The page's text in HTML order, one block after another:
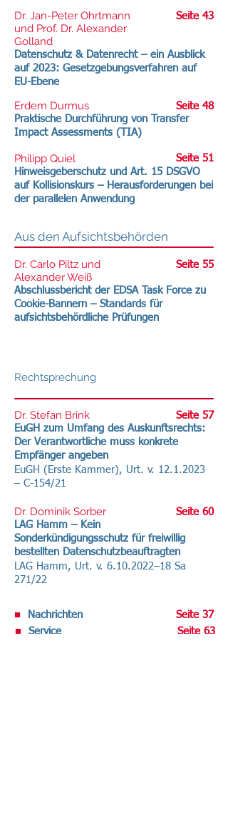
Dr. Jan-Peter Ohrtmann
und Prof. Dr. Alexander
Golland
Seite 43
Datenschutz & Datenrecht – ein Ausblick
auf 2023: Gesetzgebungsverfahren auf
EU-Ebene
Seite 48
Erdem Durmus
Praktische Durchführung von Transfer
Impact Assessments (TIA)
Philipp Quiel
Seite 51
Hinweisgeberschutz und Art. 15 DSGVO
auf Kollisionskurs – Herausforderungen bei
der parallelen Anwendung
Aus den Aufsichtsbehörden
Dr. Carlo Piltz und
Alexander Weiß
Abschlussbericht der EDSA Task Force zu
Cookie-Bannern – Standards für
aufsichtsbehördliche Prüfungen
Seite 55
Rechtsprechung
Dr. Stefan Brink
EuGH zum Umfang des Auskunftsrechts:
Der Verantwortliche muss konkrete
Empfänger angeben
Seite 57
EuGH (Erste Kammer), Urt. v. 12.1.2023
– C-154/21
Dr. Dominik Sorber
LAG Hamm – Kein
Sonderkündigungsschutz für freiwillig
bestellten Datenschutzbeauftragten
Seite 60
LAG Hamm, Urt. v. 6.10.2022–18 Sa
271/22
■
Nachrichten
■
Service
Seite 37
Seite 63